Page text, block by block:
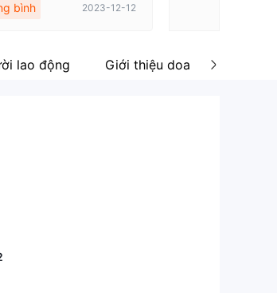
của tôi ở đâu? Đi mất.
có chút buồn bực. ILimi
bình 2023-12-12
lao động Giới thiệu doanh nghiệp